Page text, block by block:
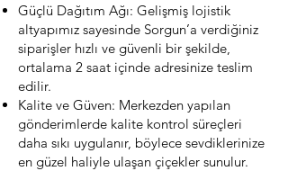
Güçlü Dağıtım Ağı: Gelişmiş lojistik
altyapımız sayesinde Sorgun’a verdiğiniz
siparişler hızlı ve güvenli bir şekilde,
ortalama 2 saat içinde adresinize teslim
edilir.
Kalite ve Güven: Merkezden yapılan
gönderimlerde kalite kontrol süreçleri
daha sıkı uygulanır, böylece sevdiklerinize
en güzel haliyle ulaşan çiçekler sunulur.